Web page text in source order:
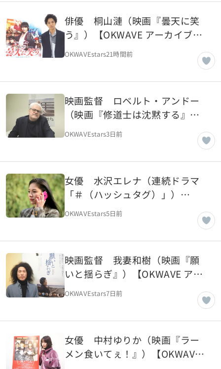
俳優 桐山漣（映画『曇天に笑
う』）【OKWAVE アーカイブ｜
2018年3月取材】
OKWAVEstars21時間前
映画監督 ロベルト・アンドー
（映画『修道士は沈黙する』）
【OKWAVE アーカイブ｜2018年
3月取材】
OKWAVEstars3日前
女優 水沢エレナ（連続ドラマ
「＃（ハッシュタグ）」）
【OKWAVE アーカイブ｜2018年
OKWAVEstars5日前
映画監督 我妻和樹（映画『願
いと揺らぎ』）【OKWAVE アー
カイブ｜2018年3月取材】
OKWAVEstars7日前
女優 中村ゆりか（映画『ラー
メン食いてぇ！』）【OKWAVE